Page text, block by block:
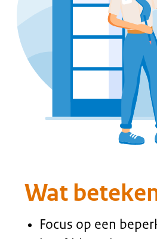
organisatieonderdelen.
goede coördinatie is een
controle met mandaat
samenhang en
het domeinportfolio te